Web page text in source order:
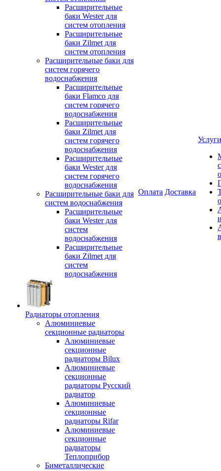
Расширительные
баки Wester для
систем отопления
Расширительные
баки Zilmet для
систем отопления
Расширительные баки для
систем горячего
водоснабжения
Расширительные
баки Flamco для
систем горячего
водоснабжения
Расширительные
баки Zilmet для
систем горячего
водоснабжения
Расширительные
баки Wester для
систем горячего
водоснабжения
Расширительные баки для
систем водоснабжения
Расширительные
баки Wester для
систем
водоснабжения
Расширительные
баки Zilmet для
систем
водоснабжения
Радиаторы отопления
Алюминиевые
секционные радиаторы
Алюминиевые
секционные
радиаторы Bilux
Алюминиевые
секционные
радиаторы Русский
радиатор
Алюминиевые
секционные
радиаторы Rifar
Алюминиевые
секционные
радиаторы
Теплоприбор
Биметаллические
Оплата Доставка
Услуги